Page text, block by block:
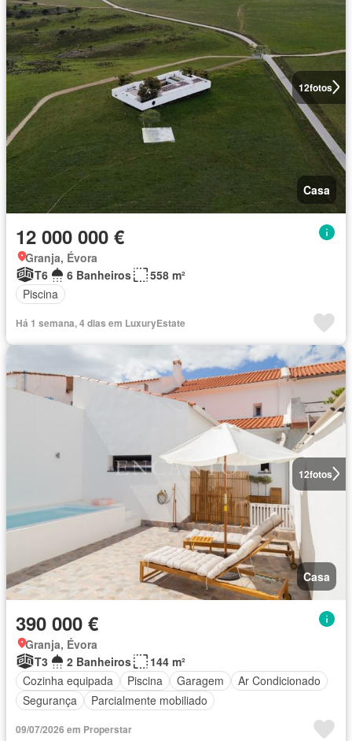
12fotos
Casa
12 000 000 €
Granja, Évora
T6
6 Banheiros
558 m²
Piscina
Há 1 semana, 4 dias em LuxuryEstate
12fotos
Casa
390 000 €
Granja, Évora
T3
2 Banheiros
144 m²
Cozinha equipada
Piscina Garagem
Ar Condicionado
Segurança
Parcialmente mobiliado
09/07/2026 em Properstar